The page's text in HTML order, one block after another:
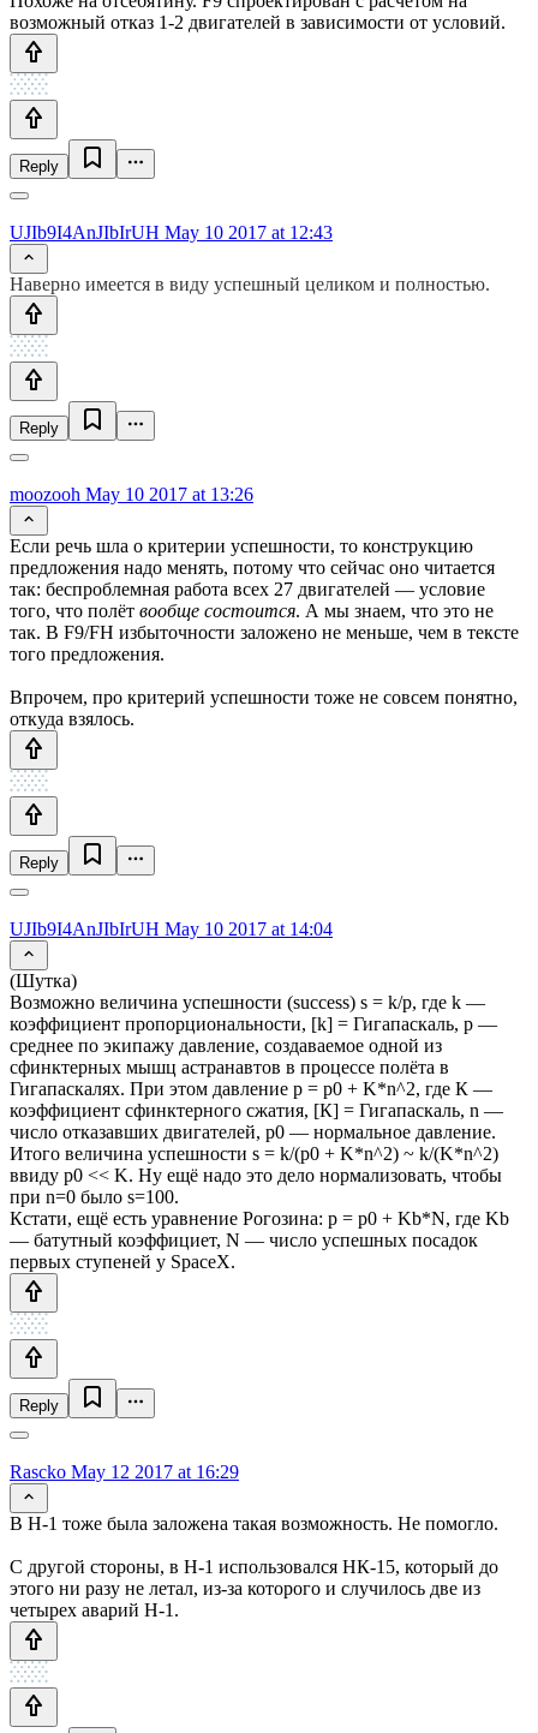
возможный отказ 1-2 двигателей в зависимости от условий.
Reply
UJIb9I4AnJIbIrUH May 10 2017 at 12:43
Наверно имеется в виду успешный целиком и полностью.
Reply
moozooh May 10 2017 at 13:26
Если речь шла о критерии успешности, то конструкцию
предложения надо менять, потому что сейчас оно читается
так: беспроблемная работа всех 27 двигателей — условие
того, что полёт вообще состоится. А мы знаем, что это не
так. В F9/FH избыточности заложено не меньше, чем в тексте
того предложения.
Впрочем, про критерий успешности тоже не совсем понятно,
откуда взялось.
Reply
UJIb9I4AnJIbIrUH May 10 2017 at 14:04
(Шутка)
Возможно величина успешности (success) s = k/p, где k —
коэффициент пропорциональности, [k] = Гигапаскаль, p —
среднее по экипажу давление, создаваемое одной из
сфинктерных мышц астранавтов в процессе полёта в
Гигапаскалях. При этом давление p = р0 + K*n^2, где К —
коэффициент сфинктерного сжатия, [К] = Гигапаскаль, n —
число отказавших двигателей, р0 — нормальное давление.
Итого величина успешности s = k/(p0 + K*n^2) ~ k/(K*n^2)
ввиду р0 << K. Ну ещё надо это дело нормализовать, чтобы
при n=0 было s=100.
Кстати, ещё есть уравнение Рогозина: p = p0 + Kb*N, где Kb
— батутный коэффициет, N — число успешных посадок
первых ступеней у SpaceX.
Reply
Rascko May 12 2017 at 16:29
В Н-1 тоже была заложена такая возможность. Не помогло.
С другой стороны, в Н-1 использовался НК-15, который до
этого ни разу не летал, из-за которого и случилось две из
четырех аварий Н-1.